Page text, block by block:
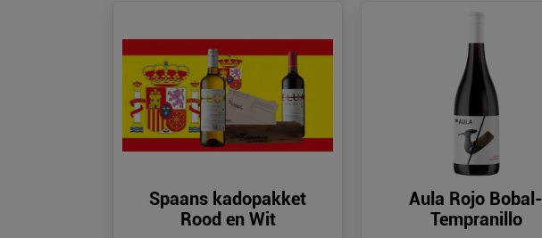
Spaans kadopakket
Rood en Wit
Aula Rojo Bobal-
Tempranillo